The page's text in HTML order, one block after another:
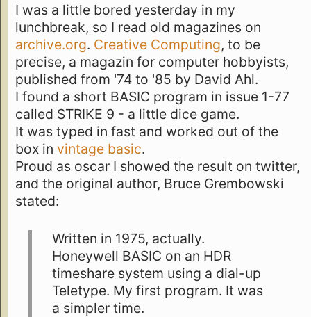
I was a little bored yesterday in my
lunchbreak, so I read old magazines on
archive.org. Creative Computing, to be
precise, a magazin for computer hobbyists,
published from '74 to '85 by David Ahl.
I found a short BASIC program in issue 1-77
called STRIKE 9 - a little dice game.
It was typed in fast and worked out of the
box in vintage basic.
Proud as oscar I showed the result on twitter,
and the original author, Bruce Grembowski
stated:
Written in 1975, actually.
Honeywell BASIC on an HDR
timeshare system using a dial-up
Teletype. My first program. It was
a simpler time.